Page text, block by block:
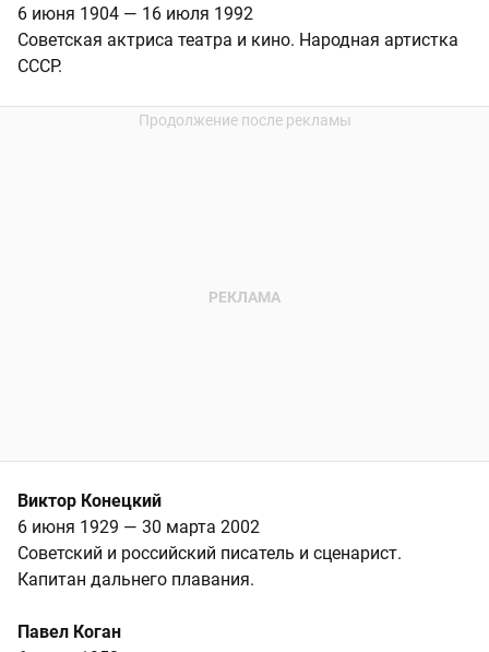
6 июня 1904 — 16 июля 1992
Советская актриса театра и кино. Народная артистка
СССР.
Виктор Конецкий
6 июня 1929 — 30 марта 2002
Советский и российский писатель и сценарист.
Капитан дальнего плавания.
Павел Коган